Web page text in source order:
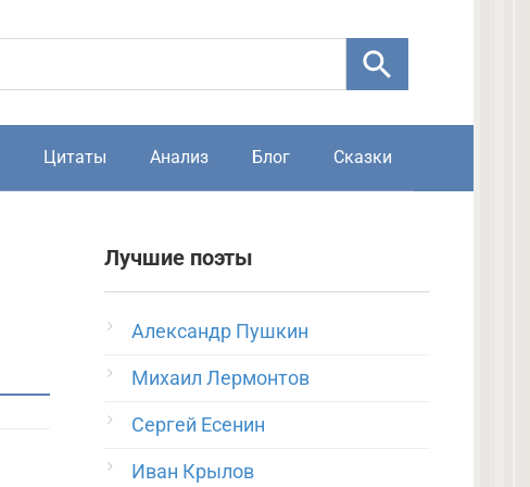
Цитаты Анализ Блог Сказки
Лучшие поэты
Александр Пушкин
Михаил Лермонтов
Сергей Есенин
Иван Крылов